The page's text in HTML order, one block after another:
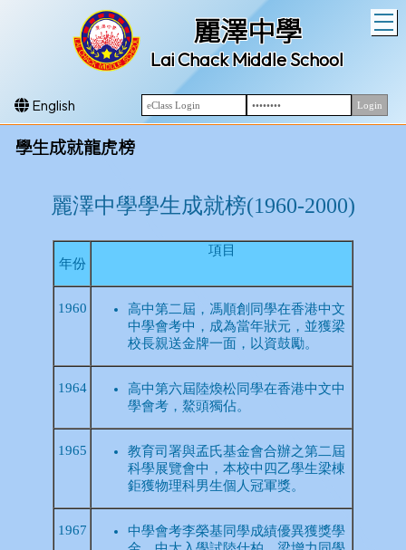
麗澤中學
Lai Chack Middle School
English
學生成就龍虎榜